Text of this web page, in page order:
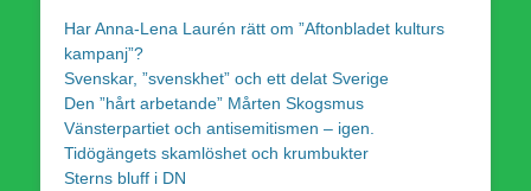
Har Anna-Lena Laurén rätt om ”Aftonbladet kulturs
kampanj”?
Svenskar, ”svenskhet” och ett delat Sverige
Den ”hårt arbetande” Mårten Skogsmus
Vänsterpartiet och antisemitismen – igen.
Tidögängets skamlöshet och krumbukter
Sterns bluff i DN